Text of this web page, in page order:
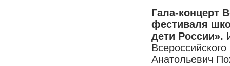
Гала-концерт
фестиваля
дети России».
Анатольевич